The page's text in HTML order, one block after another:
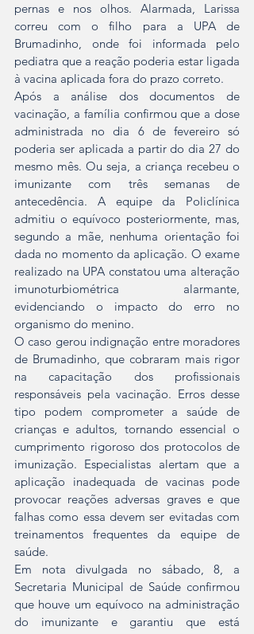
pernas e nos olhos. Alarmada, Larissa
correu com o filho para a UPA de
Brumadinho, onde foi informada pelo
pediatra que a reação poderia estar ligada
à vacina aplicada fora do prazo correto.
Após a análise dos documentos de
vacinação, a família confirmou que a dose
administrada no dia 6 de fevereiro só
poderia ser aplicada a partir do dia 27 do
mesmo mês. Ou seja, a criança recebeu o
imunizante com três semanas de
antecedência. A equipe da Policlínica
admitiu o equívoco posteriormente, mas,
segundo a mãe, nenhuma orientação foi
dada no momento da aplicação. O exame
realizado na UPA constatou uma alteração
imunoturbiométrica alarmante,
evidenciando o impacto do erro no
organismo do menino.
O caso gerou indignação entre moradores
de Brumadinho, que cobraram mais rigor
na capacitação dos profissionais
responsáveis pela vacinação. Erros desse
tipo podem comprometer a saúde de
crianças e adultos, tornando essencial o
cumprimento rigoroso dos protocolos de
imunização. Especialistas alertam que a
aplicação inadequada de vacinas pode
provocar reações adversas graves e que
falhas como essa devem ser evitadas com
treinamentos frequentes da equipe de
saúde.
Em nota divulgada no sábado, 8, a
Secretaria Municipal de Saúde confirmou
que houve um equívoco na administração
do imunizante e garantiu que está